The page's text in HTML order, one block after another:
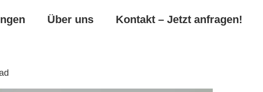
Über uns Kontakt – Jetzt anfragen!